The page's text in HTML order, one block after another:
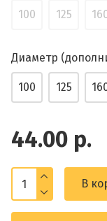
44.00 р.
100 125
Диаметр
100 125
В